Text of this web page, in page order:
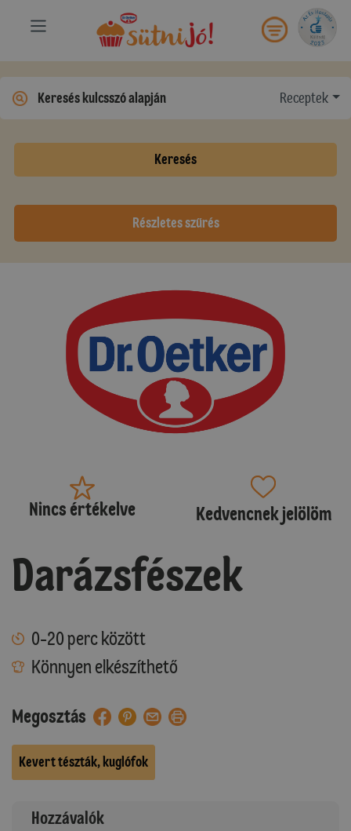
Receptek
Keresés
Részletes szűrés
Nincs értékelve Kedvencnek jelölöm
Darázsfészek
0-20 perc között
Könnyen elkészíthető
Megosztás
Kevert tészták, kuglófok
Hozzávalók